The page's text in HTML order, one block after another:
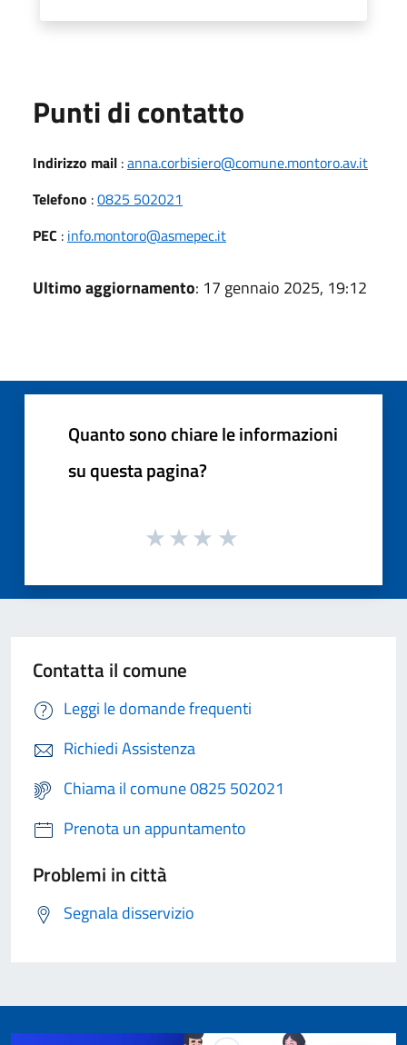
Punti di contatto
Indirizzo mail :anna.corbisiero@comune.montoro.av.it
Telefono :0825 502021
PEC : info.montoro@asmepec.it
Ultimo aggiornamento: 17 gennaio 2025, 19:12
Quanto sono chiare le informazioni
su questa pagina?
Contatta il comune
Leggi le domande frequenti
Richiedi Assistenza
Chiama il comune 0825 502021
Prenota un appuntamento
Problemi in città
Segnala disservizio